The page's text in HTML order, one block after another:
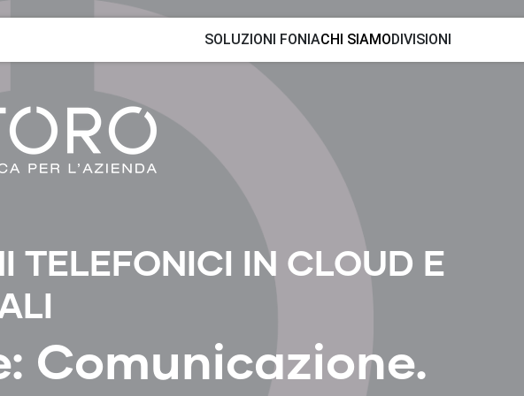
SOLUZIONI FONIACHI SIAMODIVISIONI
TELEFONICI IN CLOUD E
Comunicazione.